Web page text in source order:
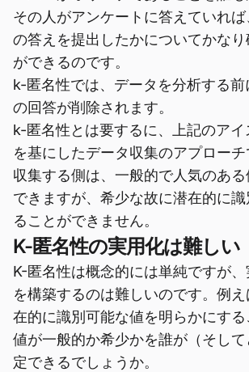
その人がアンケートに答えていれ
の答えを提出したかについてかなり
ができるのです。
k-匿名性では、データを分析する前
の回答が削除されます。
k-匿名性とは要するに、上記のアイ
を基にしたデータ収集のアプロー
収集する側は、一般的で人気のあ
できますが、希少な故に潜在的に
ることができません。
K-匿名性の実用化は難しい
K-匿名性は概念的には単純ですが
を構築するのは難しいのです。例
在的に識別可能な値を明らかにす
値が一般的か希少かを誰が（そし
定できるでしょうか。